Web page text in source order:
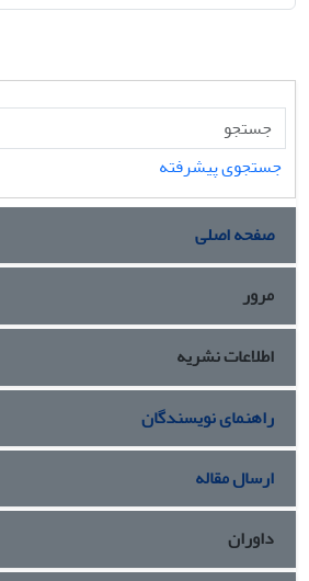
جستجوی پیشرفته
صفحه اصلی
مرور
اطلاعات نشریه
راهنمای نویسندگان
ارسال مقاله
داوران